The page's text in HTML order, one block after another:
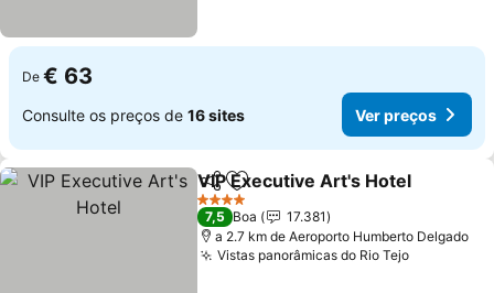
De € 63
Consulte os preços de 16 sites Ver preços
PartilharAdicionar aos favoritos
VIP Executive Art's Hotel
4 Estrelas
7,5 Boa
17.381
a 2.7 km de Aeroporto Humberto Delgado
Vistas panorâmicas do Rio Tejo